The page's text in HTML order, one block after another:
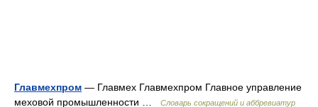
Главмехпром — Главмех Главмехпром Главное управление
меховой промышленности …
Словарь сокращений и аббревиатур